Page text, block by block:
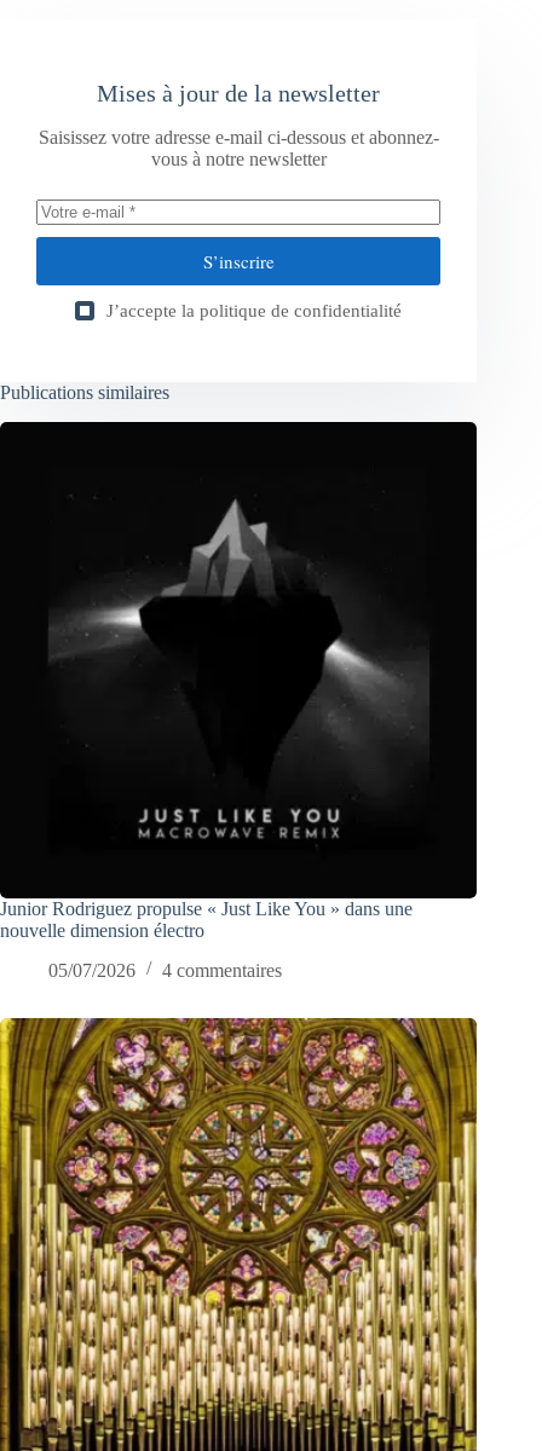
Mises à jour de la newsletter
Saisissez votre adresse e-mail ci-dessous et abonnez-
vous à notre newsletter
S’inscrire
J’accepte la politique de confidentialité
Publications similaires
Junior Rodriguez propulse « Just Like You » dans une
nouvelle dimension électro
05/07/2026
4 commentaires